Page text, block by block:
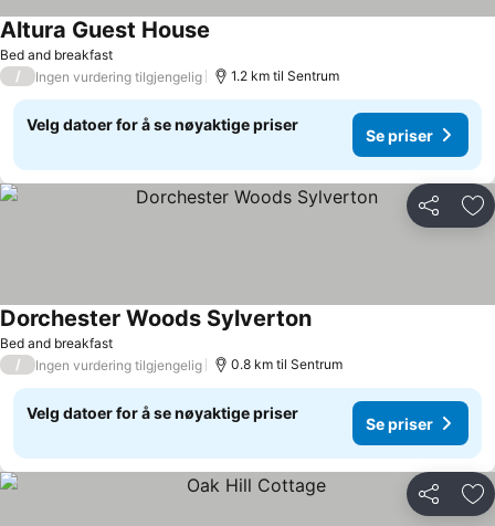
Bed and breakfast
Altura Guest House
/ Ingen vurdering tilgjengelig 1.2 km til Sentrum
Velg datoer for å se nøyaktige priser
Se priser
Del
Bed and breakfast
Dorchester Woods SylvertonSe priser
/ Ingen vurdering tilgjengelig 0.8 km til Sentrum
Velg datoer for å se nøyaktige priser
Se priser
Del